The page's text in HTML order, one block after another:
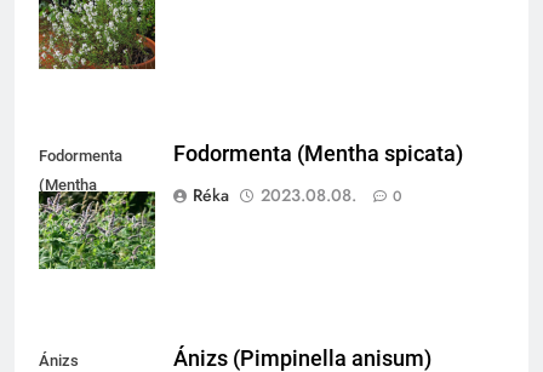
vulgaris)
Fodormenta
(Mentha
spicata)
Fodormenta (Mentha spicata)
Réka
2023.08.08. 0
Ánizs
Ánizs (Pimpinella anisum)